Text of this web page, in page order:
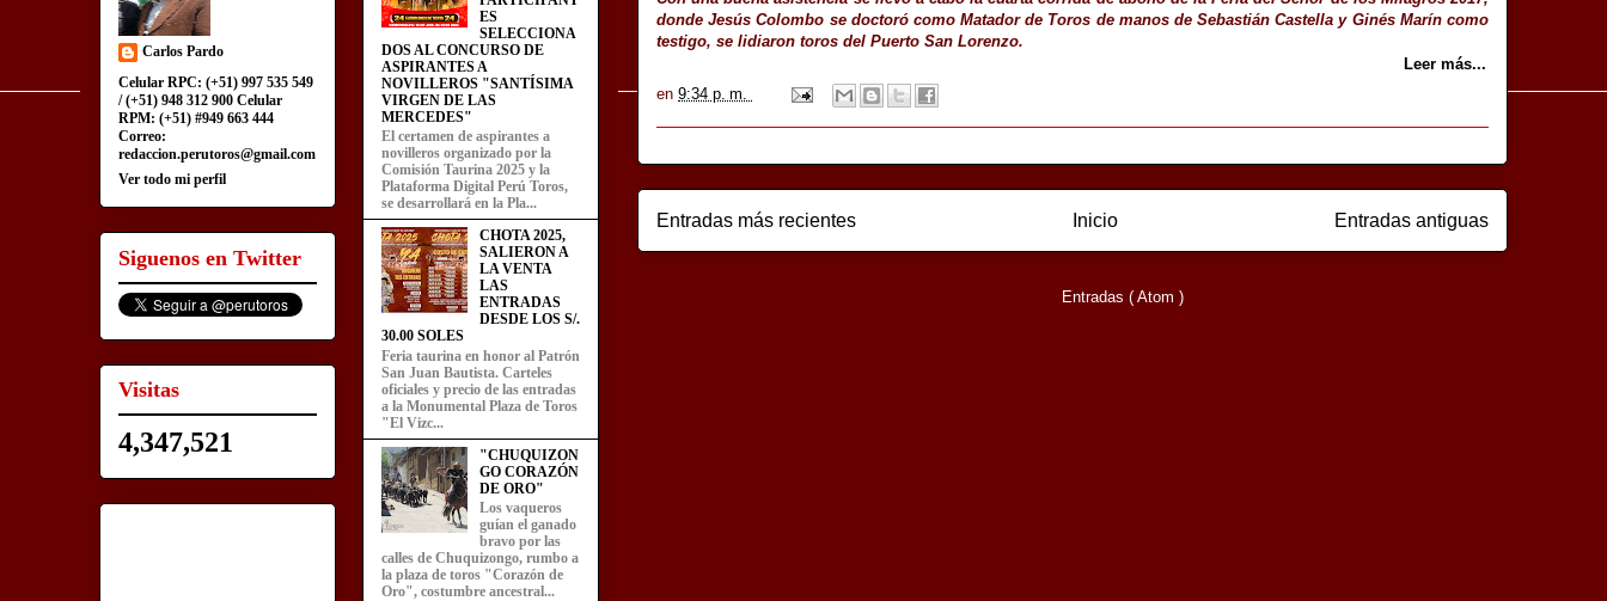
donde Jesús Colombo se doctoró como Matador de Toros de manos de Sebastián Castella y Ginés Marín como
testigo, se lidiaron toros del Puerto San Lorenzo.
Leer más...
en 9:34 p. m.
Entradas más recientes Entradas antiguas
Inicio
Entradas ( Atom )
Carlos Pardo
Celular RPC: (+51) 997 535 549
/ (+51) 948 312 900 Celular
RPM: (+51) #949 663 444
Correo:
redaccion.perutoros@gmail.com
Ver todo mi perfil
Siguenos en Twitter
Visitas
4,347,521
ES
SELECCIONA
DOS AL CONCURSO DE
ASPIRANTES A
NOVILLEROS "SANTÍSIMA
VIRGEN DE LAS
MERCEDES"
El certamen de aspirantes a
novilleros organizado por la
Comisión Taurina 2025 y la
Plataforma Digital Perú Toros,
se desarrollará en la Pla...
CHOTA 2025,
SALIERON A
LA VENTA
LAS
ENTRADAS
DESDE LOS S/.
30.00 SOLES
Feria taurina en honor al Patrón
San Juan Bautista. Carteles
oficiales y precio de las entradas
a la Monumental Plaza de Toros
"El Vizc...
"CHUQUIZON
GO CORAZÓN
DE ORO"
Los vaqueros
guían el ganado
bravo por las
calles de Chuquizongo, rumbo a
la plaza de toros "Corazón de
Oro", costumbre ancestral...